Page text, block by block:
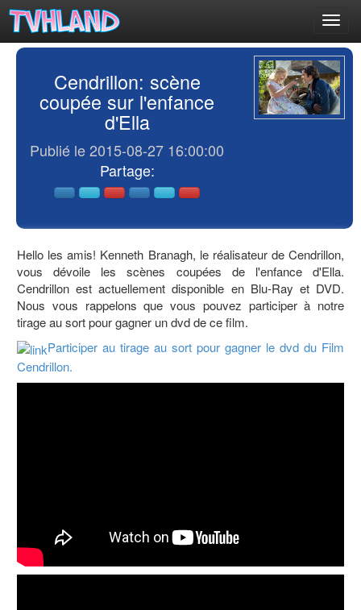
Cendrillon: scène
coupée sur l'enfance
d'Ella
Publié le 2015-08-27 16:00:00
Partage:
Hello les amis! Kenneth Branagh, le réalisateur de Cendrillon,
vous dévoile les scènes coupées de l'enfance d'Ella.
Cendrillon est actuellement disponible en Blu-Ray et DVD.
Nous vous rappelons que vous pouvez participer à notre
tirage au sort pour gagner un dvd de ce film.
Participer au tirage au sort pour gagner le dvd du Film
Cendrillon.